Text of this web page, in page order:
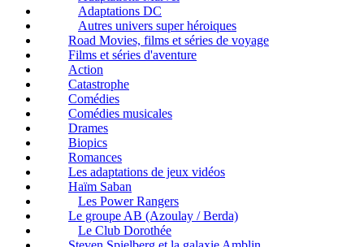
Adaptations DC
Autres univers super héroiques
Road Movies, films et séries de voyage
Films et séries d'aventure
Action
Catastrophe
Comédies
Comédies musicales
Drames
Biopics
Romances
Les adaptations de jeux vidéos
Haïm Saban
Les Power Rangers
Le groupe AB (Azoulay / Berda)
Le Club Dorothée